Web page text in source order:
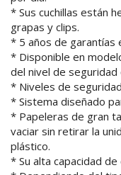
* Sus cuchillas están
grapas y clips.
* 5 años de garantías
* Disponible en
del nivel de
* Niveles de
* Sistema diseñado
* Papeleras de gran
vaciar sin retirar la
plástico.
* Su alta capacidad